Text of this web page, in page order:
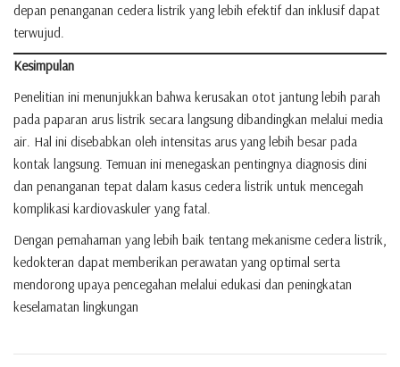
depan penanganan cedera listrik yang lebih efektif dan inklusif dapat
terwujud.
Kesimpulan
Penelitian ini menunjukkan bahwa kerusakan otot jantung lebih parah
pada paparan arus listrik secara langsung dibandingkan melalui media
air. Hal ini disebabkan oleh intensitas arus yang lebih besar pada
kontak langsung. Temuan ini menegaskan pentingnya diagnosis dini
dan penanganan tepat dalam kasus cedera listrik untuk mencegah
komplikasi kardiovaskuler yang fatal.
Dengan pemahaman yang lebih baik tentang mekanisme cedera listrik,
kedokteran dapat memberikan perawatan yang optimal serta
mendorong upaya pencegahan melalui edukasi dan peningkatan
keselamatan lingkungan